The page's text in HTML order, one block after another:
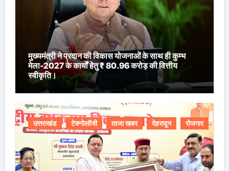
मुख्यमंत्री ने प्रदान की विकास योजनाओं के साथ ही कुम्भ
मेला-2027 के कार्यों हेतु ₹ 80.96 करोड़ की वित्तीय
स्वीकृति।
उत्तराखंड टेक्नोलॉजी ताजा खबर देहरादून रोजगार